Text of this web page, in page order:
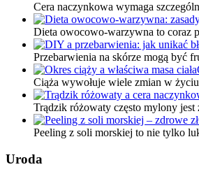
Cera naczynkowa wymaga
Dieta owocowo-warzywna to coraz
Przebarwienia na skórze mogą być
Ciąża wywołuje wiele zmian w
Trądzik różowaty często mylony
Peeling z soli morskiej to nie tylko
Uroda